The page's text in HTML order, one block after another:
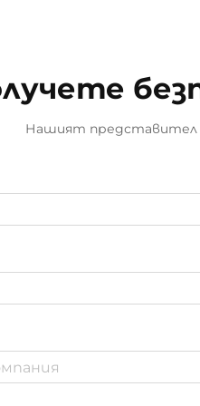
Нашият представител